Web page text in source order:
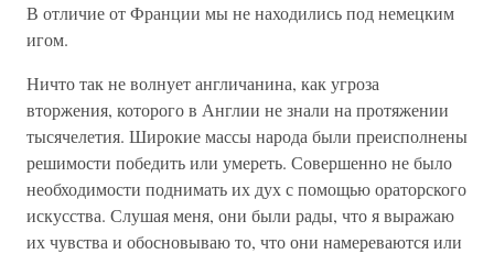
В отличие от Франции мы не находились под немецким
игом.
Ничто так не волнует англичанина, как угроза
вторжения, которого в Англии не знали на протяжении
тысячелетия. Широкие массы народа были преисполнены
решимости победить или умереть. Совершенно не было
необходимости поднимать их дух с помощью ораторского
искусства. Слушая меня, они были рады, что я выражаю
их чувства и обосновываю то, что они намереваются или